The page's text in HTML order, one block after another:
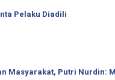
Pelaku Diadili
Masyarakat, Putri Nurdin: